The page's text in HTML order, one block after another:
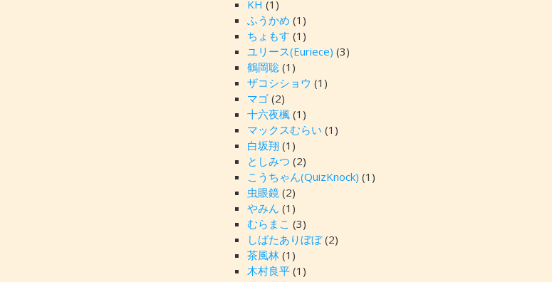
KH (1)
ふうかめ (1)
ちょもす (1)
ユリース(Euriece) (3)
鶴岡聡 (1)
ザコシショウ (1)
マゴ (2)
十六夜楓 (1)
マックスむらい (1)
白坂翔 (1)
としみつ (2)
こうちゃん(QuizKnock) (1)
虫眼鏡 (2)
やみん (1)
むらまこ (3)
しばたありぼぼ(2)
茶風林 (1)
木村良平 (1)